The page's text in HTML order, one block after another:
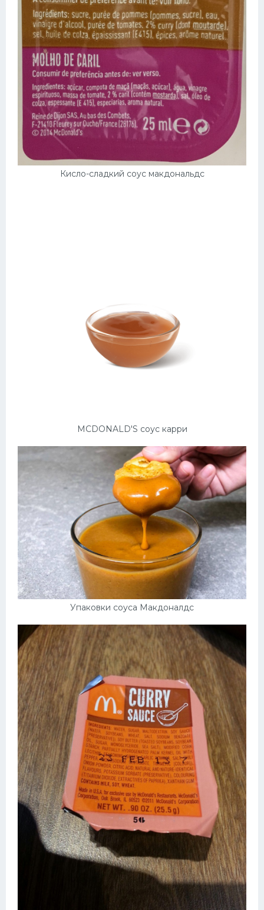
Кисло-сладкий соус макдональдс
MCDONALD'S соус карри
Упаковки соуса Макдоналдс